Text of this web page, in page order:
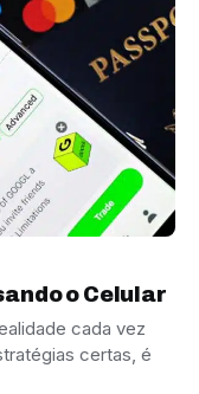
o Celular
cada vez
certas, é